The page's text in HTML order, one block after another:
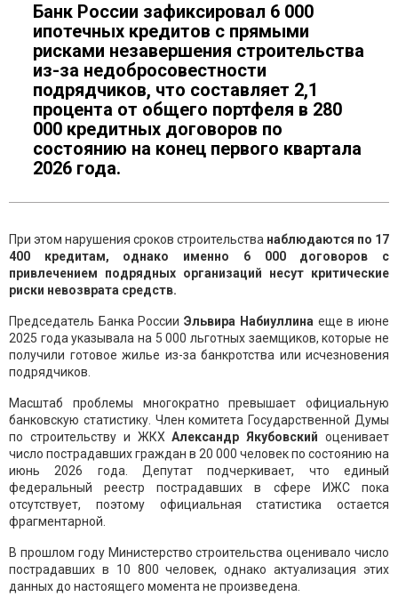
Банк России зафиксировал 6 000
ипотечных кредитов с прямыми
рисками незавершения строительства
из-за недобросовестности
подрядчиков, что составляет 2,1
процента от общего портфеля в 280
000 кредитных договоров по
состоянию на конец первого квартала
2026 года.
При этом нарушения сроков строительства наблюдаются по 17
400 кредитам, однако именно 6 000 договоров с
привлечением подрядных организаций несут критические
риски невозврата средств.
Председатель Банка РоссииЭльвира Набиуллина еще в июне
2025 года указывала на 5 000 льготных заемщиков, которые не
получили готовое жилье из-за банкротства или исчезновения
подрядчиков.
Масштаб проблемы многократно превышает официальную
банковскую статистику. Член комитета Государственной Думы
по строительству и ЖКХАлександр Якубовский оценивает
число пострадавших граждан в 20 000 человек по состоянию на
июнь 2026 года. Депутат подчеркивает, что единый
федеральный реестр пострадавших в сфере ИЖС пока
отсутствует, поэтому официальная статистика остается
фрагментарной.
В прошлом году Министерство строительства оценивало число
пострадавших в 10 800 человек, однако актуализация этих
данных до настоящего момента не произведена.